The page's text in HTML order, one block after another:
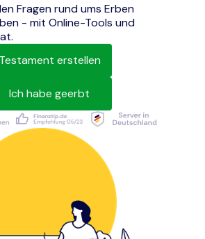
Fragen rund ums Erben
- mit Online-Tools und
Testament erstellen
Ich habe geerbt